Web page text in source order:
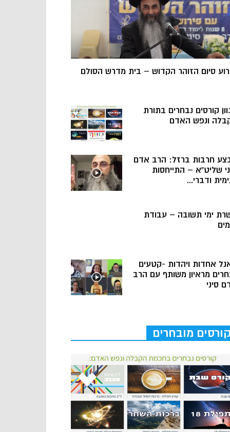
סיום הזוהר הקדוש – בית מדרש הסולם
קורסים נבחרים בתורת
ונפש האדם
חרבות ברזל: הרב אדם
שליט”א – התייחסות
ודברי...
ימי תשובה – עבודת
אחדות ויהדות -קטעים
מראיון משותף עם הרב
סיני
קורסים מובחרים